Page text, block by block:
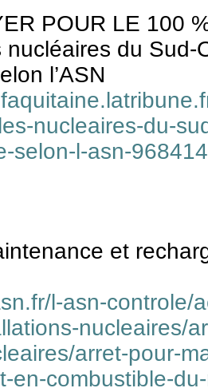
POUR LE 100
nucléaires du
l’ASN
nucleaires-du-
selon-l-asn-
et
l-asn-controle/
nucleaires/
arret-pour-
en-combustible-